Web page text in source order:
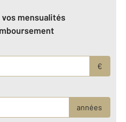
vos mensualités
€
années